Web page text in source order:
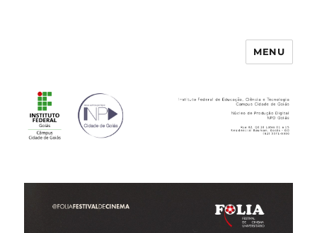
Núcleo de Produção Digital de
MENU